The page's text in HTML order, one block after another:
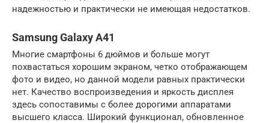
надежностью и практически не имеющая недостатков.
Samsung Galaxy A41
Многие смартфоны 6 дюймов и больше могут
похвастаться хорошим экраном, четко отображающем
фото и видео, но данной модели равных практически
нет. Качество воспроизведения и яркость дисплея
здесь сопоставимы с более дорогими аппаратами
высшего класса. Широкий функционал, обновленное